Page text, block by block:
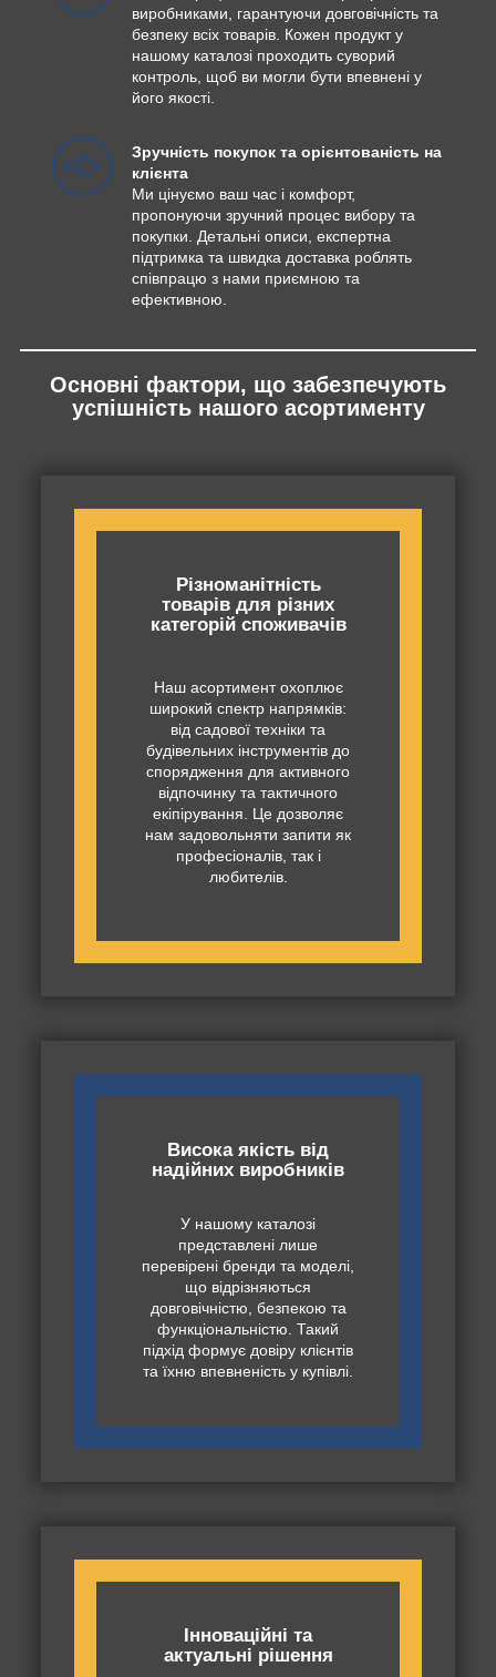
виробниками, гарантуючи довговічність та
безпеку всіх товарів. Кожен продукт у
нашому каталозі проходить суворий
контроль, щоб ви могли бути впевнені у
його якості.
Зручність покупок та орієнтованість на
клієнта
Ми цінуємо ваш час і комфорт,
пропонуючи зручний процес вибору та
покупки. Детальні описи, експертна
підтримка та швидка доставка роблять
співпрацю з нами приємною та
ефективною.
Основні фактори, що забезпечують
успішність нашого асортименту
Різноманітність
товарів для різних
категорій споживачів
Наш асортимент охоплює
широкий спектр напрямків:
від садової техніки та
будівельних інструментів до
спорядження для активного
відпочинку та тактичного
екіпірування. Це дозволяє
нам задовольняти запити як
професіоналів, так і
любителів.
Висока якість від
надійних виробників
У нашому каталозі
представлені лише
перевірені бренди та моделі,
що відрізняються
довговічністю, безпекою та
функціональністю. Такий
підхід формує довіру клієнтів
та їхню впевненість у купівлі.
Інноваційні та
актуальні рішення